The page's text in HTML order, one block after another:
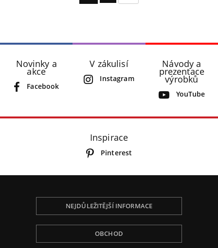
Novinky a
akce
Facebook
V zákulisí
Instagram
Návody a
prezentace
výrobků
YouTube
Inspirace
Pinterest
NEJDŮLEŽITĚJŠÍ INFORMACE
OBCHOD